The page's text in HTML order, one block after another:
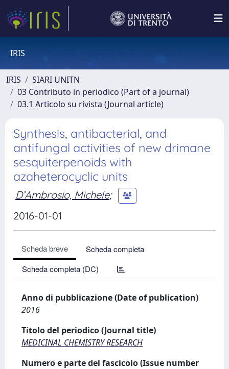
IRIS
IRIS
SIARI UNITN
03 Contributo in periodico (Part of a journal)
03.1 Articolo su rivista (Journal article)
Synthesis, antibacterial, and
antifungal activities of new drimane
sesquiterpenoids with
azaheterocyclic units
D’Ambrosio, Michele;
2016-01-01
Scheda breve
Scheda completa
Scheda completa (DC)
Anno di pubblicazione (Date of publication)
2016
Titolo del periodico (Journal title)
MEDICINAL CHEMISTRY RESEARCH
Numero e parte del fascicolo (Issue number